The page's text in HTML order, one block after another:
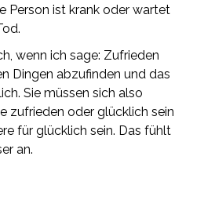
Person ist krank oder wartet
wenn ich sage: Zufrieden
Dingen abzufinden und das
Sie müssen sich also
zufrieden oder glücklich sein
für glücklich sein. Das fühlt
an.